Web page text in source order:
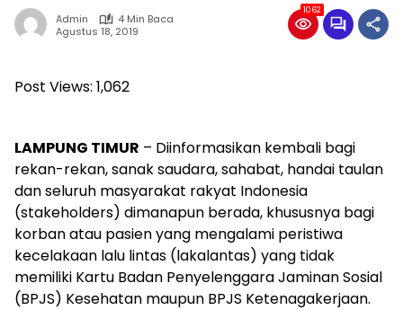
Admin
4 Min Baca
Agustus 18, 2019
1062
Post Views: 1,062
LAMPUNG TIMUR – Diinformasikan kembali bagi
rekan-rekan, sanak saudara, sahabat, handai taulan
dan seluruh masyarakat rakyat Indonesia
(stakeholders) dimanapun berada, khususnya bagi
korban atau pasien yang mengalami peristiwa
kecelakaan lalu lintas (lakalantas) yang tidak
memiliki Kartu Badan Penyelenggara Jaminan Sosial
(BPJS) Kesehatan maupun BPJS Ketenagakerjaan.